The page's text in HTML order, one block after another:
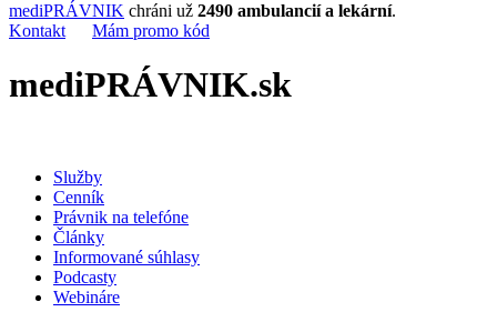
mediPRÁVNIK chráni už 2490 ambulancií a lekární.
Kontakt
Mám promo kód
mediPRÁVNIK.sk
Služby
Cenník
Právnik na telefóne
Články
Informované súhlasy
Podcasty
Webináre